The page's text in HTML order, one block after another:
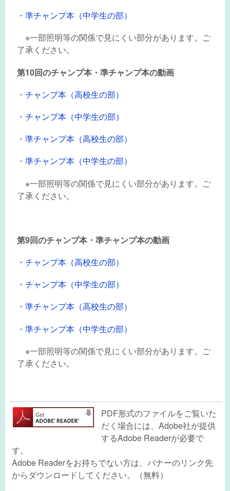
・準チャンプ本（中学生の部）
※一部照明等の関係で見にくい部分があります。ご
了承ください。
第10回のチャンプ本・準チャンプ本の動画
・チャンプ本（高校生の部）
・チャンプ本（中学生の部）
・準チャンプ本（高校生の部）
・準チャンプ本（中学生の部）
※一部照明等の関係で見にくい部分があります。ご
了承ください。
第9回のチャンプ本・準チャンプ本の動画
・チャンプ本（高校生の部）
・チャンプ本（中学生の部）
・準チャンプ本（高校生の部）
・準チャンプ本（中学生の部）
※一部照明等の関係で見にくい部分があります。ご
了承ください。
PDF形式のファイルをご覧いた
だく場合には、Adobe社が提供
するAdobe Readerが必要で
す。
Adobe Readerをお持ちでない方は、バナーのリンク先
からダウンロードしてください。（無料）